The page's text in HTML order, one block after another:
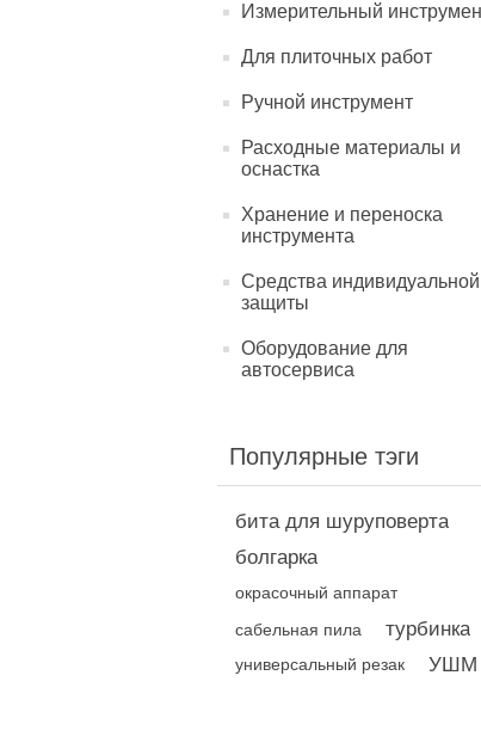
Измерительный
Для плиточных работ
Ручной инструмент
Расходные материалы и
оснастка
Хранение и переноска
инструмента
Средства индивидуальной
защиты
Оборудование для
автосервиса
Популярные тэги
бита для шуруповерта
болгарка
окрасочный аппарат
сабельная пила турбинка
универсальный резак УШМ